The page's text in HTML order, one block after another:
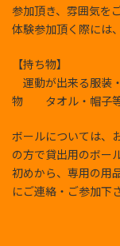
参加頂き、雰囲気を
体験参加頂く際には
【持ち物】
運動が出来る服
物 タオル・帽子等
ボールについては、
の方で貸出用のボー
初めから、専用の用
にご連絡・ご参加下